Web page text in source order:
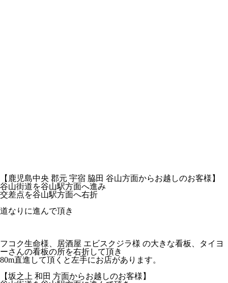
【鹿児島中央 郡元 宇宿 脇田 谷山方面からお越しのお客様】
谷山街道を谷山駅方面へ進み
交差点を谷山駅方面へ右折
道なりに進んで頂き
フコク生命様、 居酒屋 エビスクジラ様 の大きな看板、タイヨ
ーさんの看板の所を右折して頂き
80m直進して頂くと左手にお店があります。
【坂之上 和田 方面からお越しのお客様】